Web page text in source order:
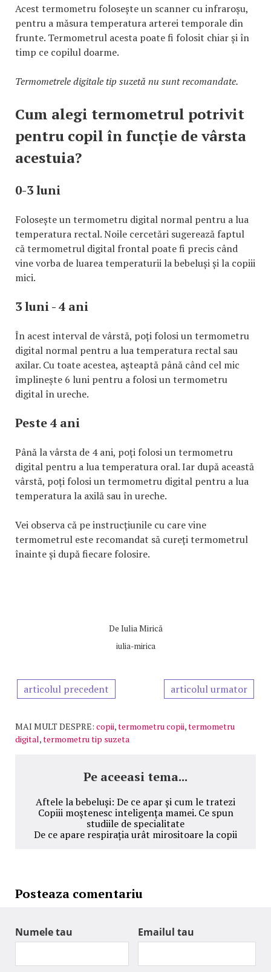
Acest termometru folosește un scanner cu infraroșu,
pentru a măsura temperatura arterei temporale din
frunte. Termometrul acesta poate fi folosit chiar și în
timp ce copilul doarme.
Termometrele digitale tip suzetă nu sunt recomandate.
Cum alegi termometrul potrivit
pentru copil în funcție de vârsta
acestuia?
0-3 luni
Folosește un termometru digital normal pentru a lua
temperatura rectal. Noile cercetări sugerează faptul
că termometrul digital frontal poate fi precis când
vine vorba de luarea temperaturii la bebeluși și la copiii
mici.
3 luni - 4 ani
În acest interval de vârstă, poți folosi un termometru
digital normal pentru a lua temperatura rectal sau
axilar. Cu toate acestea, așteaptă până când cel mic
împlinește 6 luni pentru a folosi un termometru
digital în ureche.
Peste 4 ani
Până la vârsta de 4 ani, poți folosi un termometru
digital pentru a lua temperatura oral. Iar după această
vârstă, poți folosi un termometru digital pentru a lua
temperatura la axilă sau în ureche.
Vei observa că pe instrucțiunile cu care vine
termometrul este recomandat să cureți termometrul
înainte și după fiecare folosire.
De Iulia Mirică
iulia-mirica
articolul precedent articolul urmator
MAI MULT DESPRE: copii,termometru copii,termometru
digital,termometru tip suzeta
Pe aceeasi tema...
Aftele la bebeluși: De ce apar și cum le tratezi
Copiii moștenesc inteligența mamei. Ce spun
studiile de specialitate
De ce apare respirația urât mirositoare la copii
Posteaza comentariu
Numele tau Emailul tau